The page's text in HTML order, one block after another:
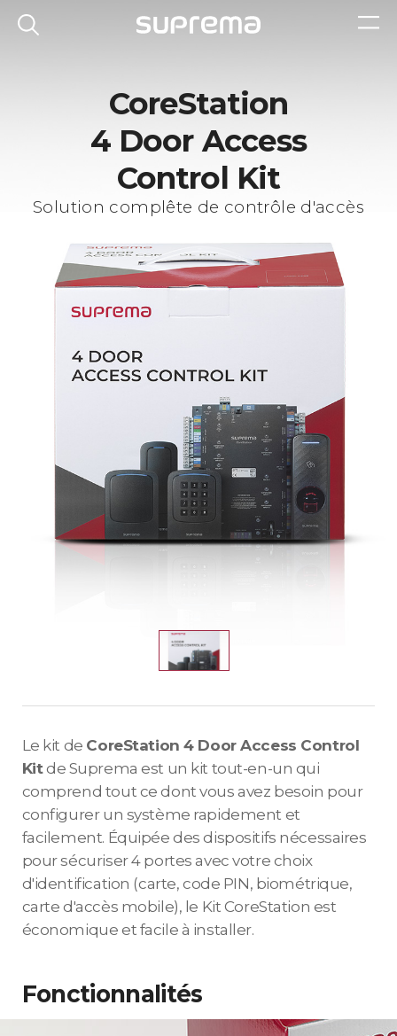
CoreStation
4 Door Access
Control Kit
Solution complête de contrôle d'accès
Le kit de CoreStation 4 Door Access Control
Kitde Suprema est un kit tout-en-un qui
comprend tout ce dont vous avez besoin pour
configurer un système rapidement et
facilement. Équipée des dispositifs nécessaires
pour sécuriser 4 portes avec votre choix
d'identification (carte, code PIN, biométrique,
carte d'accès mobile), le Kit CoreStation est
économique et facile à installer.
Fonctionnalités